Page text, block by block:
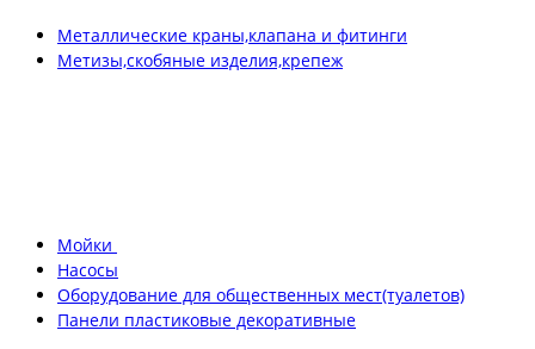
Металлические краны,клапана и фитинги
Метизы,скобяные изделия,крепеж
Мойки
Насосы
Оборудование для общественных мест(туалетов)
Панели пластиковые декоративные